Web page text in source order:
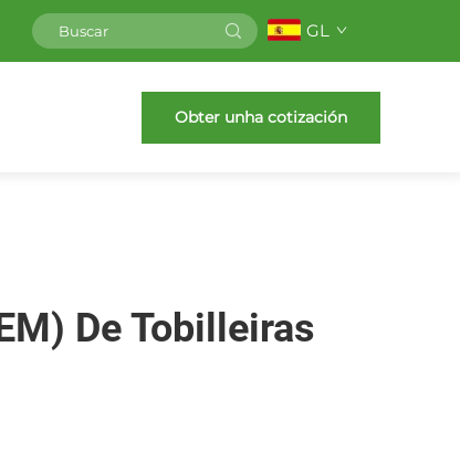
GL
Obter unha cotización
De Tobilleiras